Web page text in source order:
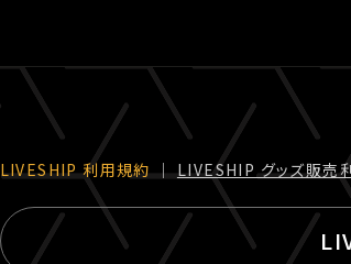
LIVESHIP 利⽤規約｜LIVESHIP グッズ販売